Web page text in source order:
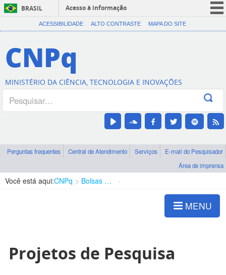
BRASIL
Acesso à informação
CORONAVÍRUS (COVID-19)
Canais
ACESSIBILIDADE ALTO CONTRASTE MAPA DO SITE
CNPq
MINISTÉRIO DA CIÊNCIA, TECNOLOGIA E INOVAÇÕES
Perguntas frequentes Central de Atendimento Serviços
E-mail do Pesquisador
Área de imprensa
Você está aqui:CNPq Bolsas e Auxílios Vigentes
MENU
Projetos de Pesquisa